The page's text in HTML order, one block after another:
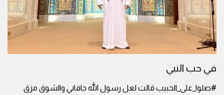
في حب النبي
#صلوا_على_الحبيب قالت لعل رسول الله جافاني والشوق مزق